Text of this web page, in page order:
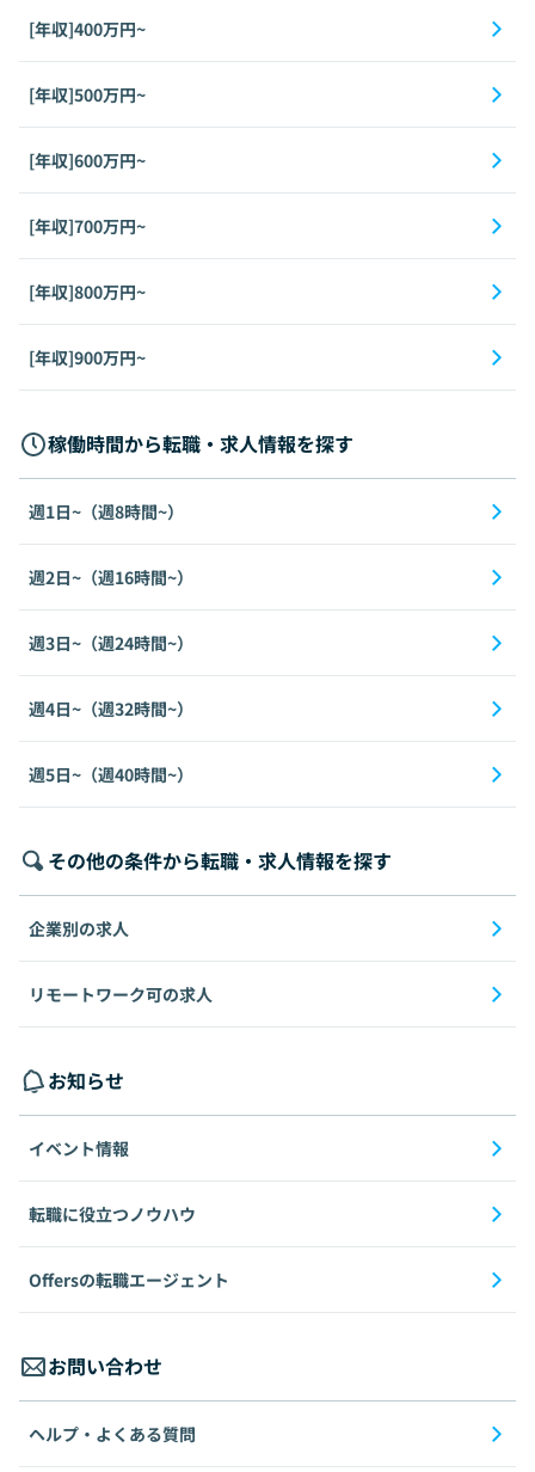
[年収]400万円~
[年収]500万円~
[年収]600万円~
[年収]700万円~
[年収]800万円~
[年収]900万円~
稼働時間から転職・求人情報を探す
週1日~（週8時間~）
週2日~（週16時間~）
週3日~（週24時間~）
週4日~（週32時間~）
週5日~（週40時間~）
その他の条件から転職・求人情報を探す
企業別の求人
リモートワーク可の求人
お知らせ
イベント情報
転職に役立つノウハウ
Offersの転職エージェント
お問い合わせ
ヘルプ・よくある質問